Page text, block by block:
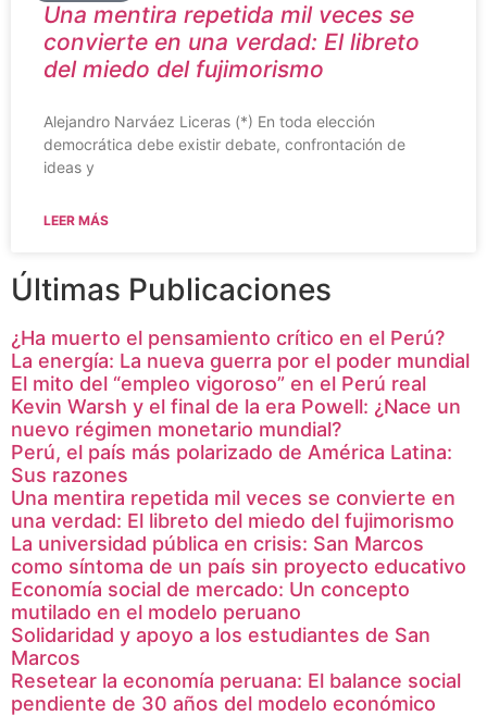
Una mentira repetida mil veces se
convierte en una verdad: El libreto
del miedo del fujimorismo
Alejandro Narváez Liceras (*) En toda elección
democrática debe existir debate, confrontación de
ideas y
LEER MÁS
Últimas Publicaciones
¿Ha muerto el pensamiento crítico en el Perú?
La energía: La nueva guerra por el poder mundial
El mito del “empleo vigoroso” en el Perú real
Kevin Warsh y el final de la era Powell: ¿Nace un
nuevo régimen monetario mundial?
Perú, el país más polarizado de América Latina:
Sus razones
Una mentira repetida mil veces se convierte en
una verdad: El libreto del miedo del fujimorismo
La universidad pública en crisis: San Marcos
como síntoma de un país sin proyecto educativo
Economía social de mercado: Un concepto
mutilado en el modelo peruano
Solidaridad y apoyo a los estudiantes de San
Marcos
Resetear la economía peruana: El balance social
pendiente de 30 años del modelo económico